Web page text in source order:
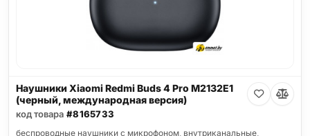
Наушники Xiaomi Redmi Buds 4 Pro M2132E1
(черный, международная версия)
код товара #8165733
беспроводные наушники с микрофоном, внутриканальные,